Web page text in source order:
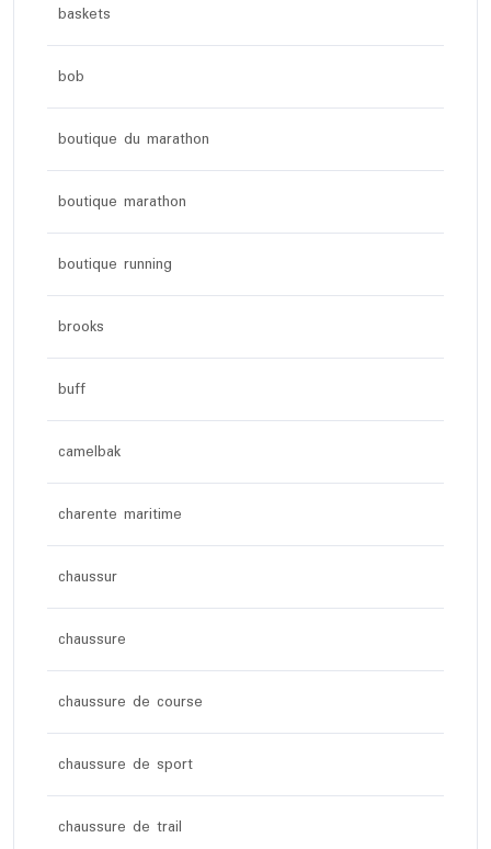
baskets
bob
boutique du marathon
boutique marathon
boutique running
brooks
buff
camelbak
charente maritime
chaussur
chaussure
chaussure de course
chaussure de sport
chaussure de trail